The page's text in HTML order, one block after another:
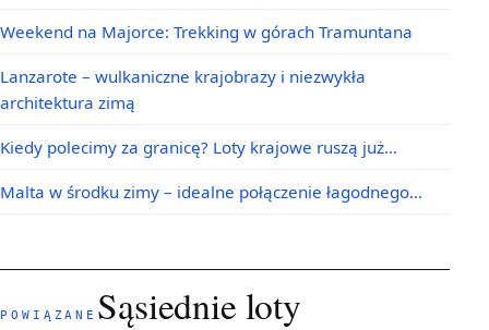
Weekend na Majorce: Trekking w górach Tramuntana
Lanzarote – wulkaniczne krajobrazy i niezwykła
architektura zimą
Kiedy polecimy za granicę? Loty krajowe ruszą już…
Malta w środku zimy – idealne połączenie łagodnego…
POWIĄZANE Sąsiednie loty